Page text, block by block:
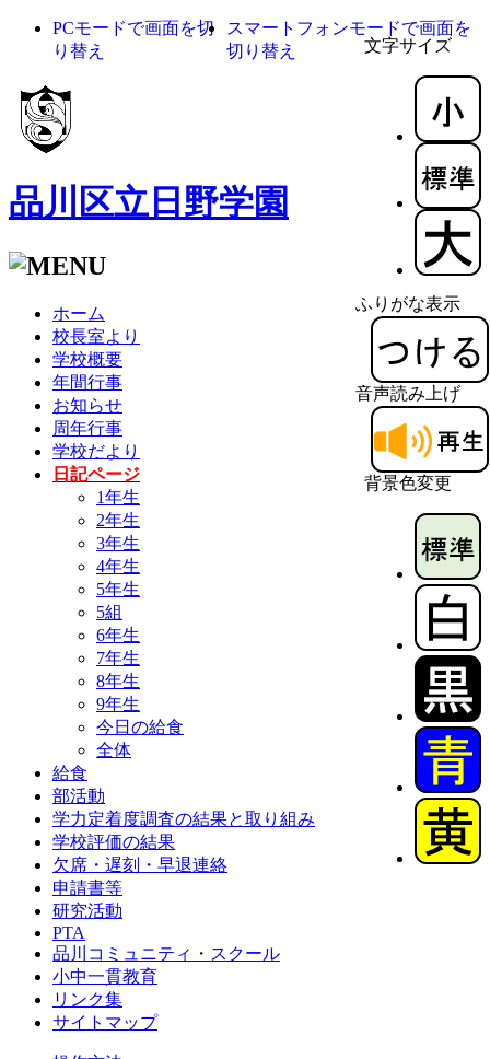
文字サイズ
ふりがな表示
音声読み上げ
背景色変更
PCモードで画面を切
り替え
スマートフォンモードで画面を
切り替え
品川区立日野学園
ホーム
校長室より
学校概要
年間行事
お知らせ
周年行事
学校だより
日記ページ
1年生
2年生
3年生
4年生
5年生
5組
6年生
7年生
8年生
9年生
今日の給食
全体
給食
部活動
学力定着度調査の結果と取り組み
学校評価の結果
欠席・遅刻・早退連絡
申請書等
研究活動
PTA
品川コミュニティ・スクール
小中一貫教育
リンク集
サイトマップ